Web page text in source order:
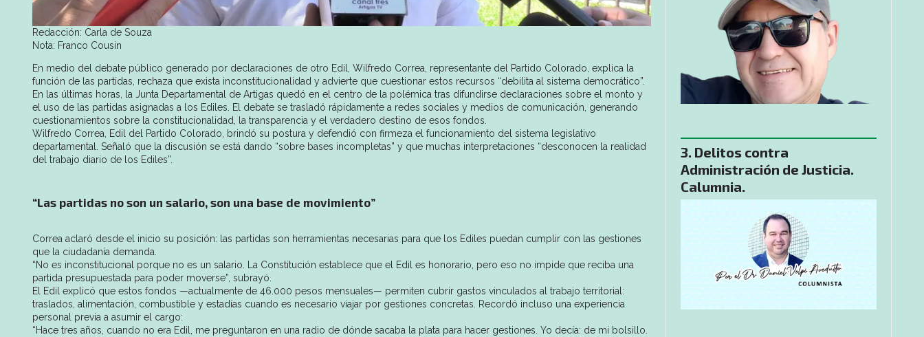
Redacción: Carla de Souza
Nota: Franco Cousin
En medio del debate público generado por declaraciones de otro Edil, Wilfredo Correa, representante del Partido Colorado, explica la
función de las partidas, rechaza que exista inconstitucionalidad y advierte que cuestionar estos recursos “debilita al sistema democrático”.
En las últimas horas, la Junta Departamental de Artigas quedó en el centro de la polémica tras difundirse declaraciones sobre el monto y
el uso de las partidas asignadas a los Ediles. El debate se trasladó rápidamente a redes sociales y medios de comunicación, generando
cuestionamientos sobre la constitucionalidad, la transparencia y el verdadero destino de esos fondos.
Wilfredo Correa, Edil del Partido Colorado, brindó su postura y defendió con firmeza el funcionamiento del sistema legislativo
departamental. Señaló que la discusión se está dando “sobre bases incompletas” y que muchas interpretaciones “desconocen la realidad
del trabajo diario de los Ediles”.
“Las partidas no son un salario, son una base de movimiento”
Correa aclaró desde el inicio su posición: las partidas son herramientas necesarias para que los Ediles puedan cumplir con las gestiones
que la ciudadanía demanda.
“No es inconstitucional porque no es un salario. La Constitución establece que el Edil es honorario, pero eso no impide que reciba una
partida presupuestada para poder moverse”, subrayó.
El Edil explicó que estos fondos —actualmente de 46.000 pesos mensuales— permiten cubrir gastos vinculados al trabajo territorial:
traslados, alimentación, combustible y estadías cuando es necesario viajar por gestiones concretas. Recordó incluso una experiencia
personal previa a asumir el cargo:
“Hace tres años, cuando no era Edil, me preguntaron en una radio de dónde sacaba la plata para hacer gestiones. Yo decía: de mi bolsillo.
Delitos contra
Administración de Justicia.
Calumnia.